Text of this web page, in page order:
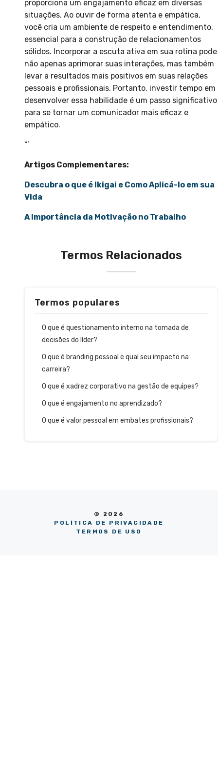
proporciona um engajamento eficaz em diversas
situações. Ao ouvir de forma atenta e empática,
você cria um ambiente de respeito e entendimento,
essencial para a construção de relacionamentos
sólidos. Incorporar a escuta ativa em sua rotina pode
não apenas aprimorar suas interações, mas também
levar a resultados mais positivos em suas relações
pessoais e profissionais. Portanto, investir tempo em
desenvolver essa habilidade é um passo significativo
para se tornar um comunicador mais eficaz e
empático.
“`
Artigos Complementares:
Descubra o que é Ikigai e Como Aplicá-lo em sua
Vida
A Importância da Motivação no Trabalho
Termos Relacionados
Termos populares
O que é questionamento interno na tomada de
decisões do líder?
O que é branding pessoal e qual seu impacto na
carreira?
O que é xadrez corporativo na gestão de equipes?
O que é engajamento no aprendizado?
O que é valor pessoal em embates profissionais?
© 2026
POLÍTICA DE PRIVACIDADE
TERMOS DE USO